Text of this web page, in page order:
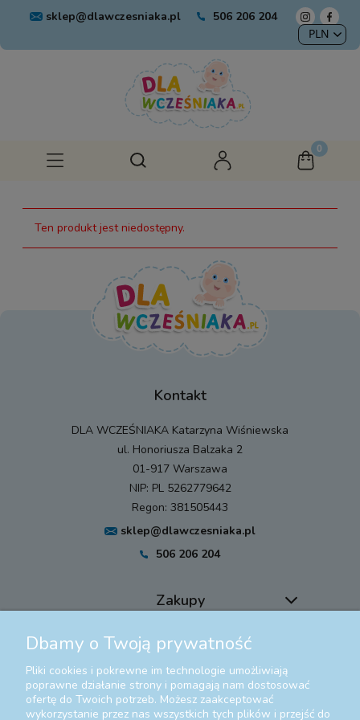
sklep@dlawczesniaka.pl 506 206 204
Ten produkt jest niedostępny.
Kontakt
DLA WCZEŚNIAKA Katarzyna Wiśniewska
ul. Honoriusza Balzaka 2
01-917 Warszawa
NIP: PL 5262779642
Regon: 381505443
sklep@dlawczesniaka.pl
506 206 204
Zakupy
Pomoc
Moje konto
Dbamy o Twoją prywatność
Pliki cookies i pokrewne im technologie umożliwiają
poprawne działanie strony i pomagają nam dostosować
ofertę do Twoich potrzeb. Możesz zaakceptować
wykorzystanie przez nas wszystkich tych plików i przejść do